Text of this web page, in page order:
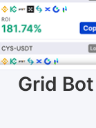
Pump
screener
Grid Bot